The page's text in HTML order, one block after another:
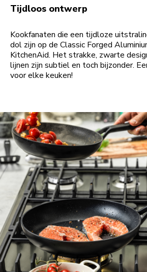
Tijdloos ontwerp
Kookfanaten die een tijdloze
dol zijn op de Classic Forged
KitchenAid. Het strakke, zwarte
lijnen zijn subtiel en toch bijzonder.
voor elke keuken!